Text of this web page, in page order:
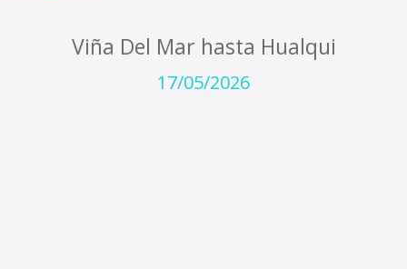
Viña Del Mar hasta Hualqui
17/05/2026